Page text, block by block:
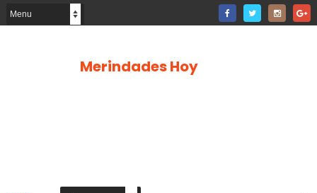
Merindades Hoy